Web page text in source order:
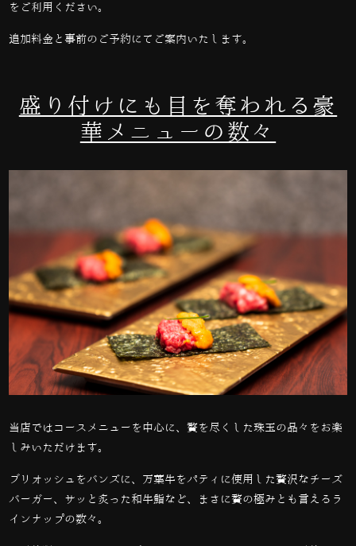
をご利用ください。
追加料金と事前のご予約にてご案内いたします。
盛り付けにも目を奪われる豪
華メニューの数々
当店ではコースメニューを中心に、贅を尽くした珠玉の品々をお楽
しみいただけます。
ブリオッシュをバンズに、万葉牛をパティに使用した贅沢なチーズ
バーガー、サッと炙った和牛鮨など、まさに贅の極みとも言えるラ
インナップの数々。